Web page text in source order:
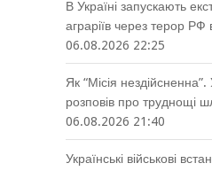
В Україні запускають
аграріїв через терор
06.08.2026 22:25
Як “Місія
розповів про труднощі
06.08.2026 21:40
Українські військові